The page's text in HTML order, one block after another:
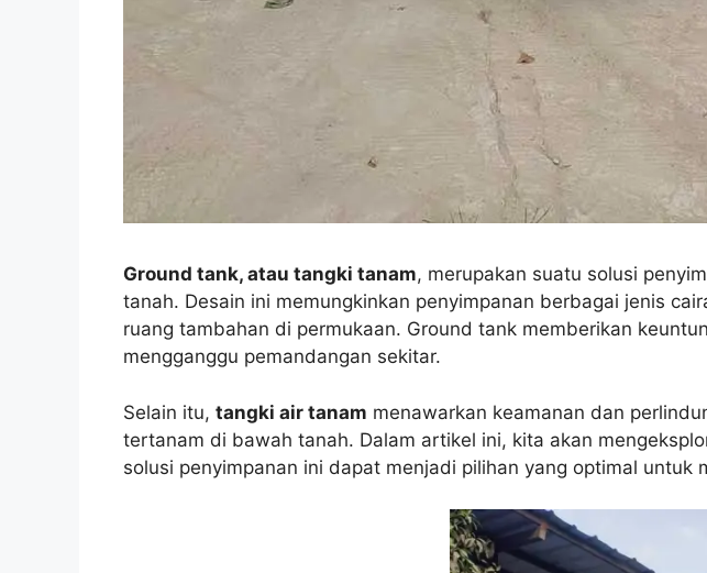
Ground tank, atau tangki tanam, merupakan suatu solusi
tanah. Desain ini memungkinkan penyimpanan berbagai jenis
ruang tambahan di permukaan. Ground tank memberikan
mengganggu pemandangan sekitar.
Selain itu, tangki air tanam menawarkan keamanan dan
tertanam di bawah tanah. Dalam artikel ini, kita akan
solusi penyimpanan ini dapat menjadi pilihan yang optimal